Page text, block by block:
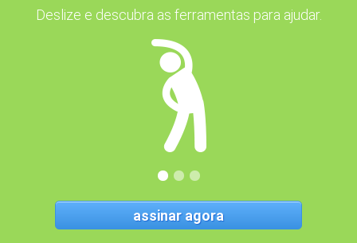
Deslize e descubra as ferramentas para ajudar.
assinar agora